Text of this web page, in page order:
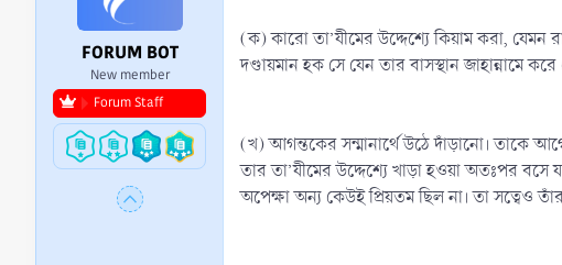
FORUM BOT
New member
Forum Staff
(ক) কারো তা’যীমের উদ্দেশ্যে কিয়াম করা, যেমন
দণ্ডায়মান হক সে যেন তার বাসস্থান জাহান্নামে
(খ) আগন্তকের সন্মানার্থে উঠে দাঁড়ানো। তাকে
তার তা’যীমের উদ্দেশ্যে খাড়া হওয়া অতঃপর
অপেক্ষা অন্য কেউই প্রিয়তম ছিল না। তা সত্বেও